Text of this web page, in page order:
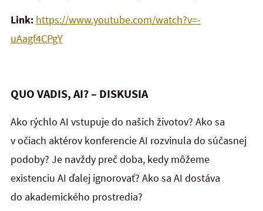
Link: https://www.youtube.com/watch?v=-
uAagf4CPgY
QUO VADIS, AI? – DISKUSIA
Ako rýchlo AI vstupuje do našich životov? Ako sa
v očiach aktérov konferencie AI rozvinula do súčasnej
podoby? Je navždy preč doba, kedy môžeme
existenciu AI ďalej ignorovať? Ako sa AI dostáva
do akademického prostredia?